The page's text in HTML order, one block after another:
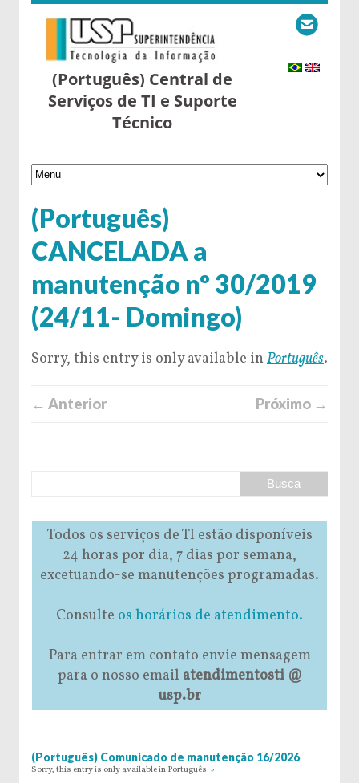
(Português) Central de
Serviços de TI e Suporte
Técnico
(Português)
CANCELADA a
manutenção nº 30/2019
(24/11- Domingo)
Sorry, this entry is only available in Português.
← Anterior Próximo →
Todos os serviços de TI estão disponíveis
24 horas por dia, 7 dias por semana,
excetuando-se manutenções programadas.
Consulte os horários de atendimento.
Para entrar em contato envie mensagem
para o nosso email atendimentosti @
usp.br
(Português) Comunicado de manutenção 16/2026
Sorry, this entry is only available in Português. »